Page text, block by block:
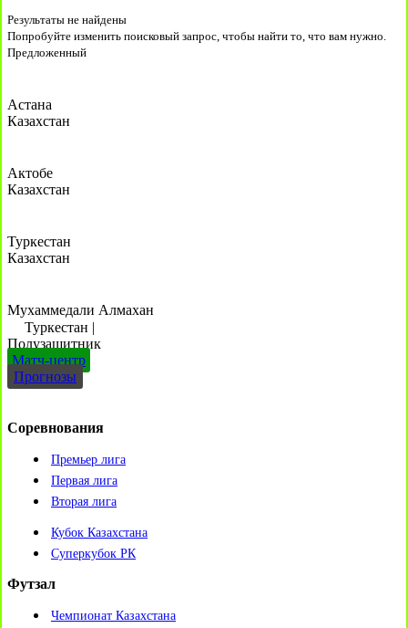
Результаты не найдены
Попробуйте изменить поисковый запрос, чтобы найти то, что вам нужно.
Предложенный
Астана
Казахстан
Актобе
Казахстан
Туркестан
Казахстан
Мухаммедали Алмахан
Туркестан |
Полузащитник
Матч-центр
Прогнозы
Соревнования
Премьер лига
Первая лига
Вторая лига
Кубок Казахстана
Суперкубок РК
Футзал
Чемпионат Казахстана